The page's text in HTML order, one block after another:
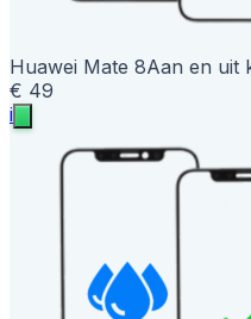
Huawei Mate 8Aan en uit
€ 49
i